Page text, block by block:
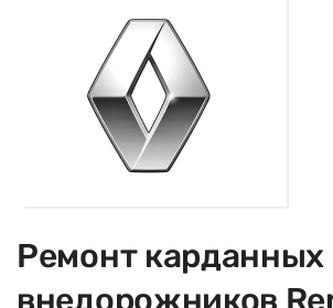
Ремонт карданных